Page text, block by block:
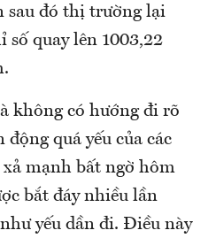
sau đó thị trường lại
số quay lên 1003,22
không có hướng đi rõ
quá yếu của các
mạnh bất ngờ hôm
bắt đáy nhiều lần
yếu dần đi. Điều này